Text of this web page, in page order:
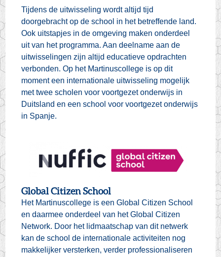
Tijdens de uitwisseling wordt altijd tijd
doorgebracht op de school in het betreffende land.
Ook uitstapjes in de omgeving maken onderdeel
uit van het programma. Aan deelname aan de
uitwisselingen zijn altijd educatieve opdrachten
verbonden. Op het Martinuscollege is op dit
moment een internationale uitwisseling mogelijk
met twee scholen voor voortgezet onderwijs in
Duitsland en een school voor voortgezet onderwijs
in Spanje.
Global Citizen School
Het Martinuscollege is een Global Citizen School
en daarmee onderdeel van het Global Citizen
Network. Door het lidmaatschap van dit netwerk
kan de school de internationale activiteiten nog
makkelijker versterken, verder professionaliseren